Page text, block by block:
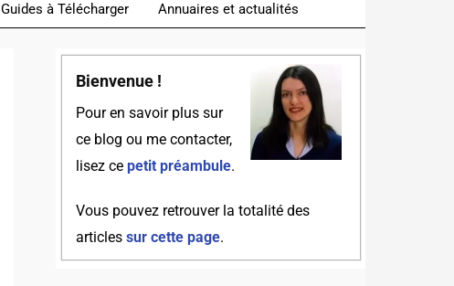
Guides à Télécharger Annuaires et actualités
Bienvenue !
Pour en savoir plus sur
ce blog ou me contacter,
lisez cepetit préambule.
Vous pouvez retrouver la totalité des
articlessur cette page.